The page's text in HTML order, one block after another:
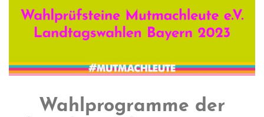
Wahlprogramme der